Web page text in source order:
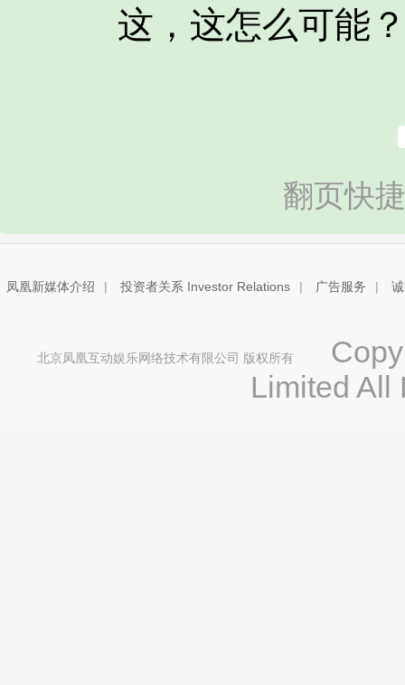
这，这怎么可能
翻页快
凤凰新媒体介绍 | 投资者关系 Investor Relations | 广告服务 |
北京凤凰互动娱乐网络技术有限公司 版权所有
Limited All